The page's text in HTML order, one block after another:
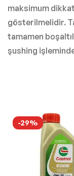
maksimum dikkat
gösterilmelidir.
tamamen
şushing
-29%